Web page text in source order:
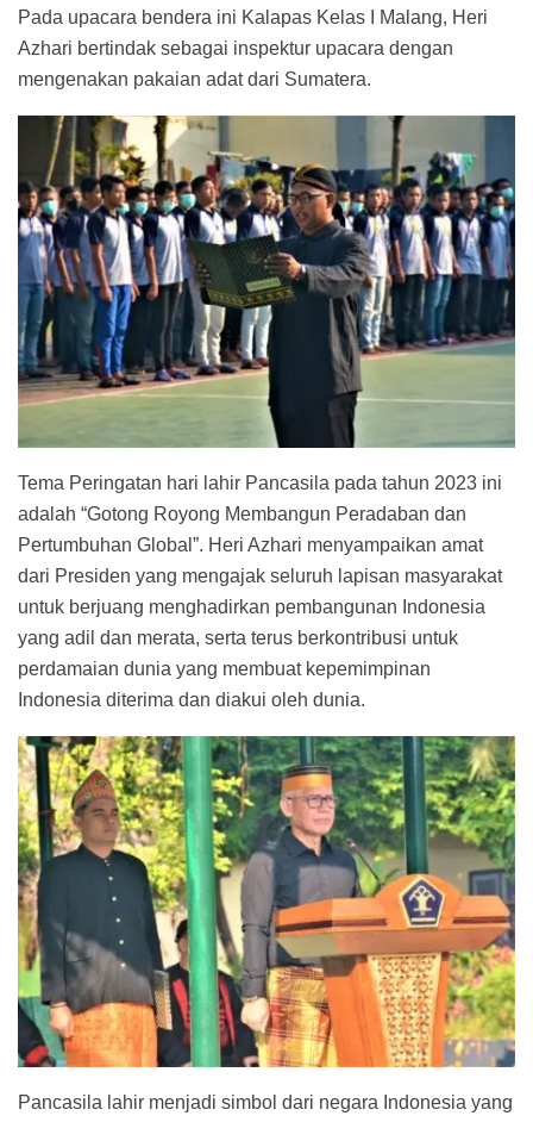
Pada upacara bendera ini Kalapas Kelas I Malang, Heri
Azhari bertindak sebagai inspektur upacara dengan
mengenakan pakaian adat dari Sumatera.
Tema Peringatan hari lahir Pancasila pada tahun 2023 ini
adalah “Gotong Royong Membangun Peradaban dan
Pertumbuhan Global”. Heri Azhari menyampaikan amat
dari Presiden yang mengajak seluruh lapisan masyarakat
untuk berjuang menghadirkan pembangunan Indonesia
yang adil dan merata, serta terus berkontribusi untuk
perdamaian dunia yang membuat kepemimpinan
Indonesia diterima dan diakui oleh dunia.
Pancasila lahir menjadi simbol dari negara Indonesia yang